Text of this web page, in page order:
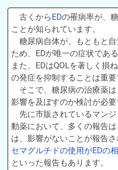
古くからEDの罹病率が、
ことが知られています。
糖尿病自体が、もともと
ため、EDが唯一の症状であ
また、EDはQOLを著しく損
の発症を抑制することは重要
そこで、糖尿病の治療薬
影響を及ぼすのか検討が必要
先に市販されているマン
動薬において、多くの報告は
は、影響がないことが報告
セマグルチドの使用がEDの
といった報告もあります。